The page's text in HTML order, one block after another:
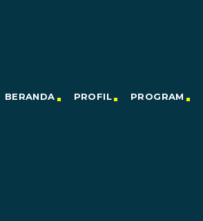
BERANDA PROFIL PROGRAM